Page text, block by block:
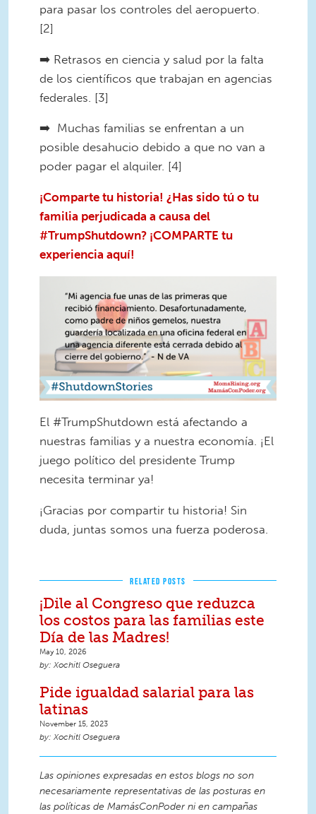
para pasar los controles del aeropuerto.
[2]
➡️ Retrasos en ciencia y salud por la falta
de los científicos que trabajan en agencias
federales. [3]
➡️ Muchas familias se enfrentan a un
posible desahucio debido a que no van a
poder pagar el alquiler. [4]
¡Comparte tu historia! ¿Has sido tú o tu
familia perjudicada a causa del
#TrumpShutdown? ¡COMPARTE tu
experiencia aquí!
El #TrumpShutdown está afectando a
nuestras familias y a nuestra economía. ¡El
juego político del presidente Trump
necesita terminar ya!
¡Gracias por compartir tu historia! Sin
duda, juntas somos una fuerza poderosa.
RELATED POSTS
¡Dile al Congreso que reduzca
los costos para las familias este
Día de las Madres!
May 10, 2026
Xochitl Oseguera
Pide igualdad salarial para las
latinas
November 15, 2023
Xochitl Oseguera
Las opiniones expresadas en estos blogs no son
necesariamente representativas de las posturas en
las políticas de MamásConPoder ni en campañas